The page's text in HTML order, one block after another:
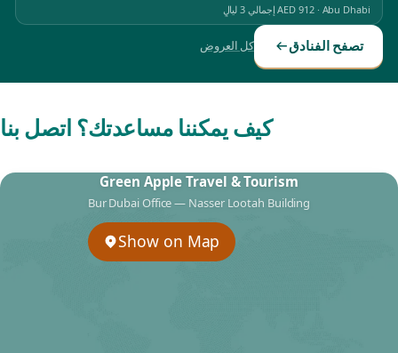
Abu Dhabi
·
AED 912إجمالي 3 ليالٍ
تصفح الفنادق كل العروض
كيف يمكننا مساعدتك؟ اتصل بنا
Green Apple Travel & Tourism
Bur Dubai Office — Nasser Lootah Building
Show on Map